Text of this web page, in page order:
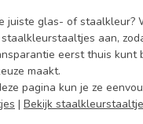
juiste glas- of staalkleur?
aan,
eerst thuis kunt
maakt.
pagina kun je ze
| Bekijk